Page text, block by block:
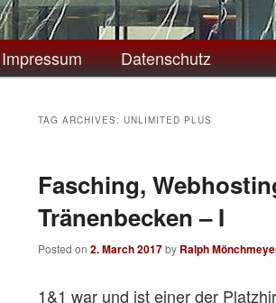
Impressum Datenschutz
TAG ARCHIVES: UNLIMITED PLUS
Fasching,
Tränenbecken – I
Posted on 2. March 2017by Ralph
1&1 war und ist einer der